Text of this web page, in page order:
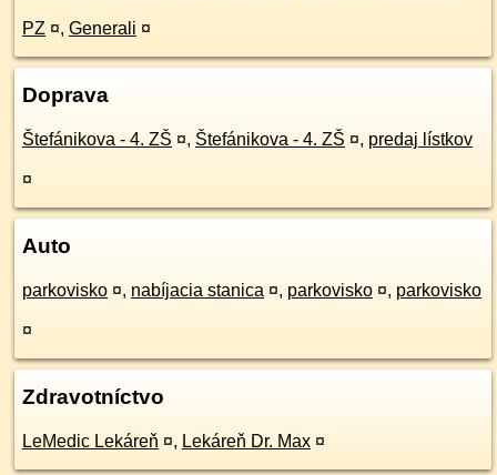
PZ ¤, Generali ¤
Doprava
Štefánikova - 4. ZŠ ¤, Štefánikova - 4. ZŠ ¤, predaj lístkov
¤
Auto
parkovisko ¤, nabíjacia stanica ¤, parkovisko ¤, parkovisko
¤
Zdravotníctvo
LeMedic Lekáreň ¤, Lekáreň Dr. Max ¤